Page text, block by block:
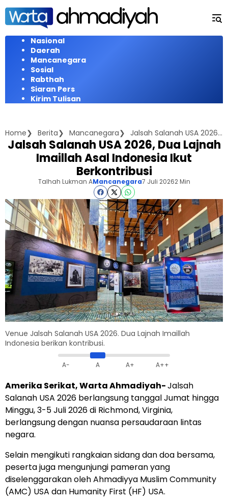
Langsung
konten
Nasional
Daerah
Mancanegara
Sosial
Rabthah
Siaran Pers
Kirim Tulisan
Home Berita Mancanegara Jalsah Salanah USA 2026, Dua Lajnah Imaillah Asal Indonesia Ikut Berkontribusi
Jalsah Salanah USA 2026, Dua Lajnah
Imaillah Asal Indonesia Ikut
Berkontribusi
Talhah Lukman AMancanegara7 Juli 20262 Min
Venue Jalsah Salanah USA 2026. Dua Lajnah Imaillah
Indonesia berikan kontribusi.
A- A A+ A++
Amerika Serikat, Warta Ahmadiyah-Jalsah
Salanah USA 2026 berlangsung tanggal Jumat hingga
Minggu, 3-5 Juli 2026 di Richmond, Virginia,
berlangsung dengan nuansa persaudaraan lintas
negara.
Selain mengikuti rangkaian sidang dan doa bersama,
peserta juga mengunjungi pameran yang
diselenggarakan oleh Ahmadiyya Muslim Community
(AMC) USA dan Humanity First (HF) USA.